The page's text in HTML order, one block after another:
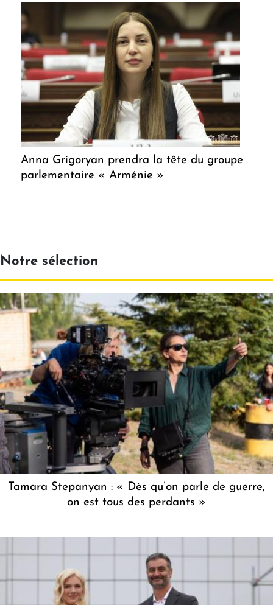
Anna Grigoryan prendra la tête du groupe
parlementaire « Arménie »
Notre sélection
Tamara Stepanyan : « Dès qu’on parle de guerre,
on est tous des perdants »